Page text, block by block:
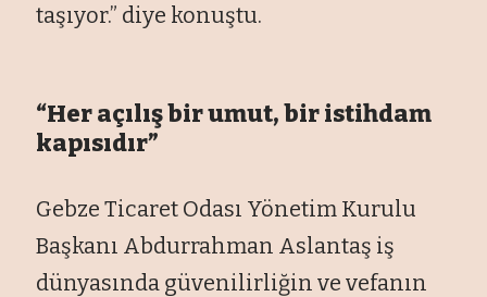
taşıyor.” diye konuştu.
“Her açılış bir umut, bir istihdam
kapısıdır”
Gebze Ticaret Odası Yönetim Kurulu
Başkanı Abdurrahman Aslantaş iş
dünyasında güvenilirliğin ve vefanın